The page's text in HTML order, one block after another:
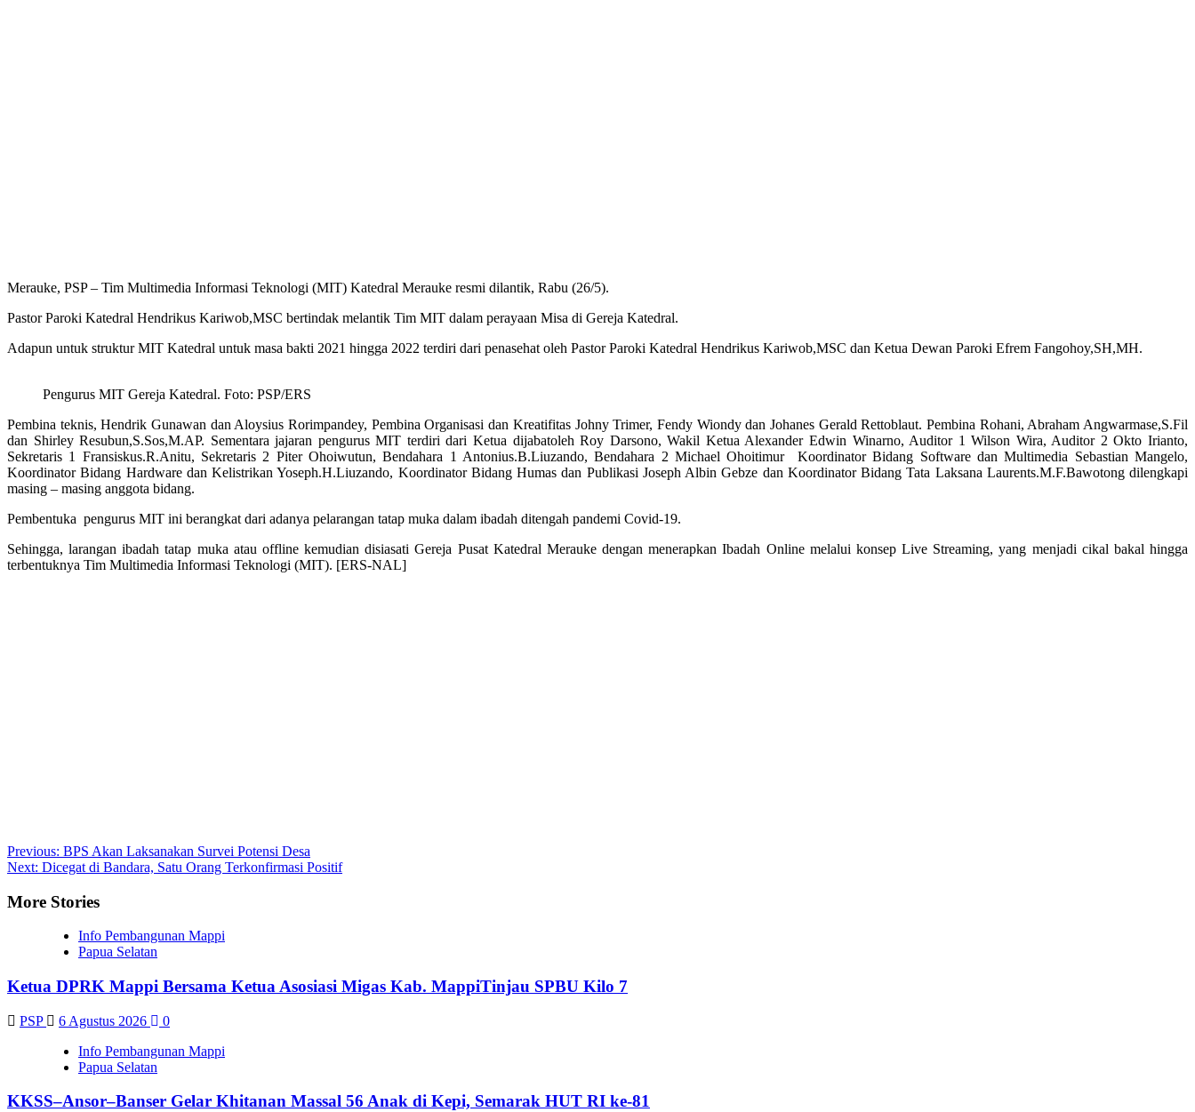
Merauke, PSP – Tim Multimedia Informasi Teknologi (MIT) Katedral Merauke resmi dilantik, Rabu (26/5).
Pastor Paroki Katedral Hendrikus Kariwob,MSC bertindak melantik Tim MIT dalam perayaan Misa di Gereja Katedral.
Adapun untuk struktur MIT Katedral untuk masa bakti 2021 hingga 2022 terdiri dari penasehat oleh Pastor Paroki Katedral Hendrikus Kariwob,MSC dan Ketua Dewan Paroki Efrem Fangohoy,SH,MH.
Pengurus MIT Gereja Katedral. Foto: PSP/ERS
Pembina teknis, Hendrik Gunawan dan Aloysius Rorimpandey, Pembina Organisasi dan Kreatifitas Johny Trimer, Fendy Wiondy dan Johanes Gerald Rettoblaut. Pembina Rohani, Abraham Angwarmase,S.Fil
dan Shirley Resubun,S.Sos,M.AP. Sementara jajaran pengurus MIT terdiri dari Ketua dijabatoleh Roy Darsono, Wakil Ketua Alexander Edwin Winarno, Auditor 1 Wilson Wira, Auditor 2 Okto Irianto,
Sekretaris 1 Fransiskus.R.Anitu, Sekretaris 2 Piter Ohoiwutun, Bendahara 1 Antonius.B.Liuzando, Bendahara 2 Michael Ohoitimur Koordinator Bidang Software dan Multimedia Sebastian Mangelo,
Koordinator Bidang Hardware dan Kelistrikan Yoseph.H.Liuzando, Koordinator Bidang Humas dan Publikasi Joseph Albin Gebze dan Koordinator Bidang Tata Laksana Laurents.M.F.Bawotong dilengkapi
masing – masing anggota bidang.
Pembentuka pengurus MIT ini berangkat dari adanya pelarangan tatap muka dalam ibadah ditengah pandemi Covid-19.
Sehingga, larangan ibadah tatap muka atau offline kemudian disiasati Gereja Pusat Katedral Merauke dengan menerapkan Ibadah Online melalui konsep Live Streaming, yang menjadi cikal bakal hingga
terbentuknya Tim Multimedia Informasi Teknologi (MIT). [ERS-NAL]
Post
navigation
Previous: BPS Akan Laksanakan Survei Potensi Desa
Next: Dicegat di Bandara, Satu Orang Terkonfirmasi Positif
More Stories
Info Pembangunan Mappi
Papua Selatan
Ketua DPRK Mappi Bersama Ketua Asosiasi Migas Kab. MappiTinjau SPBU Kilo 7
PSP 6 Agustus 2026
0
Info Pembangunan Mappi
Papua Selatan
KKSS–Ansor–Banser Gelar Khitanan Massal 56 Anak di Kepi, Semarak HUT RI ke-81